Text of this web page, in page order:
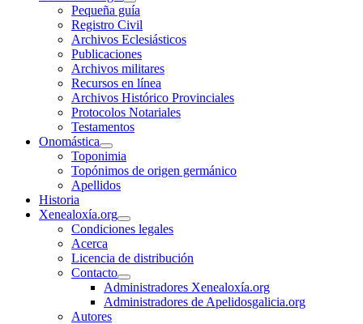
Pequeña guía
Registro Civil
Archivos Eclesiásticos
Publicaciones
Archivos militares
Recursos en línea
Archivos Histórico Provinciales
Protocolos Notariales
Testamentos
Onomástica
Toponimia
Topónimos de origen germánico
Apellidos
Historia
Xenealoxía.org
Condiciones legales
Acerca
Licencia de distribución
Contacto
Administradores Xenealoxía.org
Administradores de Apelidosgalicia.org
Autores